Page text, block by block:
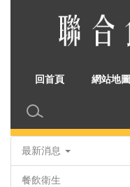
回首頁 網站地圖
最新消息
餐飲衛生